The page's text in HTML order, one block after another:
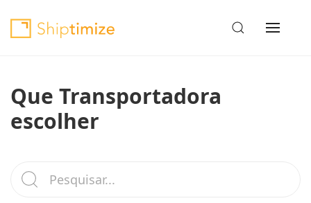
Que Transportadora
escolher